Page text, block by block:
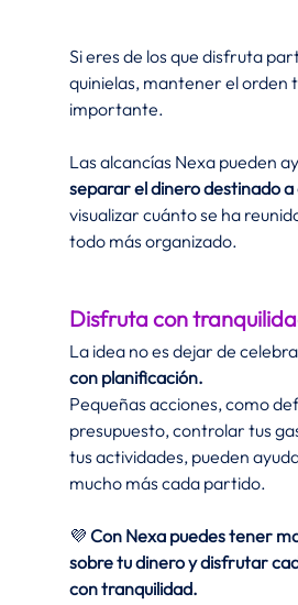
Si eres de los que disfruta
quinielas, mantener el orden
importante.
Las alcancías Nexa pueden
separar el dinero destinado
visualizar cuánto se ha
todo más organizado.
Disfruta con
La idea no es dejar de
con planificación.
Pequeñas acciones, como
presupuesto, controlar tus
tus actividades, pueden
mucho más cada partido.
💜 Con Nexa puedes tener
sobre tu dinero y disfrutar
con tranquilidad.